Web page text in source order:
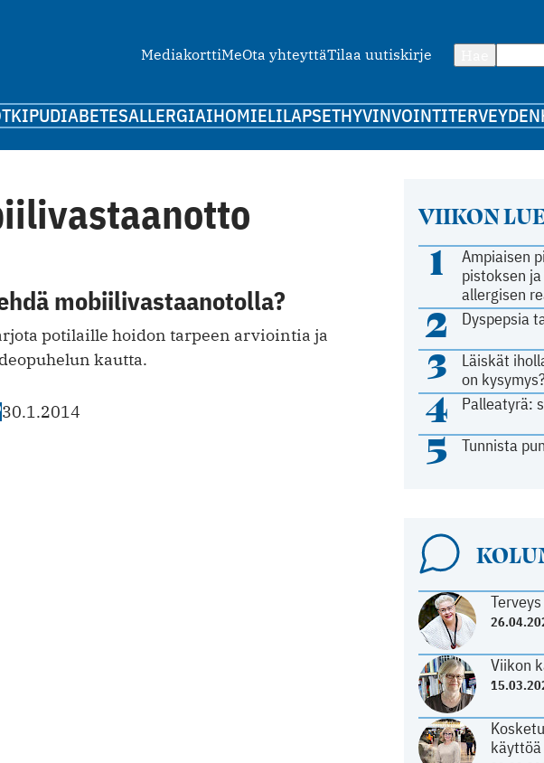
MediakorttiMeOta yhteyttäTilaa uutiskirje
KIPUDIABETESALLERGIAIHOMIELILAPSETHYVINVOINTI
mobiilivastaanotolla?
potilaille hoidon tarpeen arviointia ja
kautta.
30.1.2014
VIIKON
1
Ampiaisen
pistoksen
allergisen
2 Dyspepsia
3
Läiskät
on
4 Palleatyrä:
5 Tunnista
Viikon